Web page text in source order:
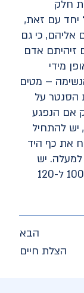
חלק
יחד עם זאת,
אליהם, כי גם
זיהיתם אדם
מידי
– מטים
הסנטר על
אם הנפגע
יש להתחיל
את כף היד
יש
להפעיל לחץ חזק ומהיר בקצב של בין 100 ל-120
הבא
הצלת חיים